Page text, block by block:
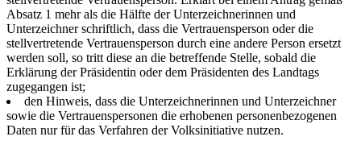
Absatz 1 mehr als die Hälfte der Unterzeichnerinnen und
Unterzeichner schriftlich, dass die Vertrauensperson oder die
stellvertretende Vertrauensperson durch eine andere Person ersetzt
werden soll, so tritt diese an die betreffende Stelle, sobald die
Erklärung der Präsidentin oder dem Präsidenten des Landtags
zugegangen ist;
den Hinweis, dass die Unterzeichnerinnen und Unterzeichner
sowie die Vertrauenspersonen die erhobenen personenbezogenen
Daten nur für das Verfahren der Volksinitiative nutzen.